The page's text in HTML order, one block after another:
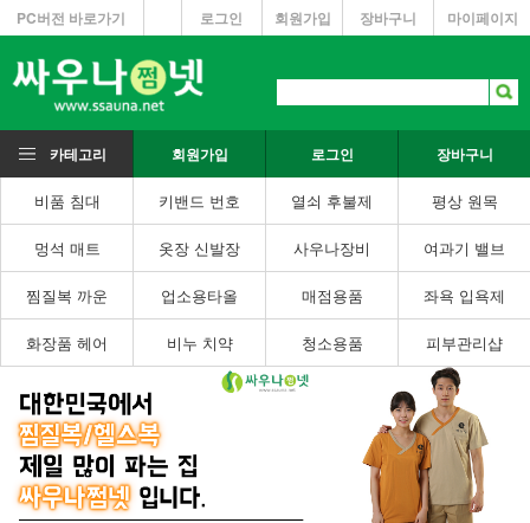
PC버전 바로가기 마이페이지
장바구니
회원가입
로그인
카테고리 회원가입 로그인 장바구니
비품 침대 키밴드 번호 열쇠 후불제 평상 원목
멍석 매트 옷장 신발장 사우나장비 여과기 밸브
찜질복 까운 업소용타올 매점용품 좌욕 입욕제
화장품 헤어 비누 치약 청소용품 피부관리샵